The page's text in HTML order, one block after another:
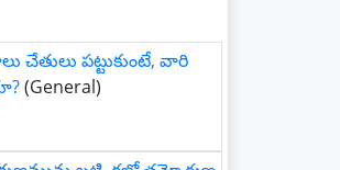
చేతులు పట్టుకుంటే, వారి
(General)